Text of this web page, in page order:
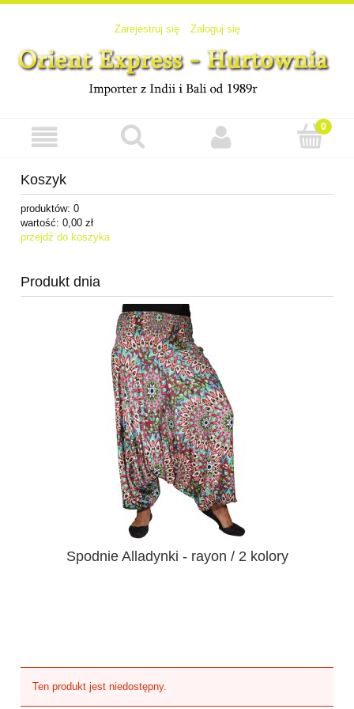
Zarejestruj się Zaloguj się
Koszyk
produktów: 0
wartość: 0,00 zł
przejdź do koszyka
Produkt dnia
Spodnie Alladynki - rayon / 2 kolory
Ten produkt jest niedostępny.